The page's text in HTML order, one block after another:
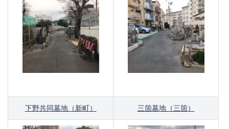
下野共同墓地（新町） 三箇墓地（三箇）